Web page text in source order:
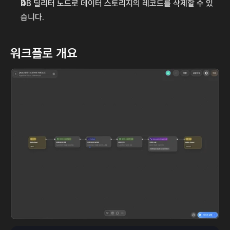
DB 딜리터 노드로 데이터 스토리지의 레코드를 삭제할 수 있
습니다.
워크플로 개요